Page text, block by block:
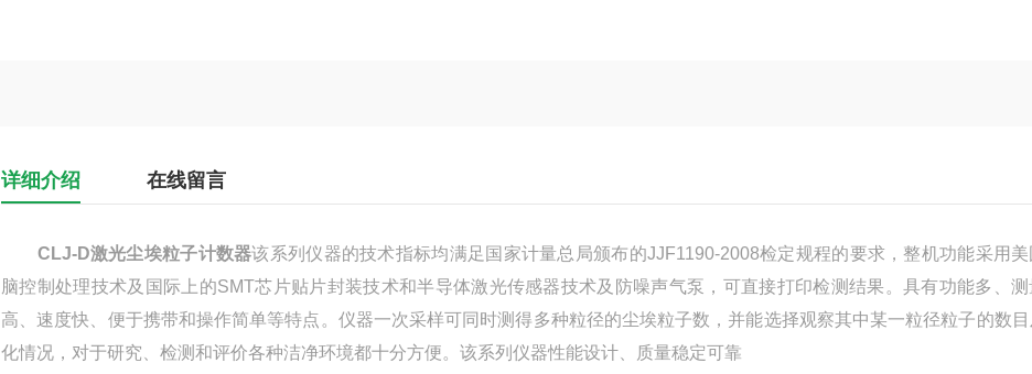
详细介绍 在线留言
CLJ-D激光尘埃粒子计数器该系列仪器的技术指标均满足国家计量总局颁布的JJF1190-2008检定规程的要求，整机功能采用
脑控制处理技术及国际上的SMT芯片贴片封装技术和半导体激光传感器技术及防噪声气泵，可直接打印检测结果。具有功能多、
高、速度快、便于携带和操作简单等特点。仪器一次采样可同时测得多种粒径的尘埃粒子数，并能选择观察其中某一粒径粒子的数
化情况，对于研究、检测和评价各种洁净环境都十分方便。该系列仪器性能设计、质量稳定可靠